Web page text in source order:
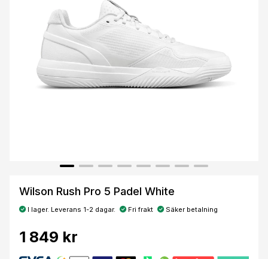
Wilson Rush Pro 5 Padel White
I lager. Leverans 1-2 dagar. Fri frakt Säker betalning
1 849 kr